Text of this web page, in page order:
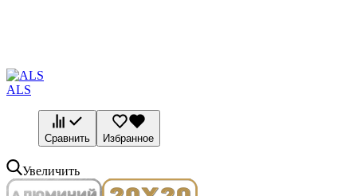
ALS
Сравнить Избранное
Увеличить